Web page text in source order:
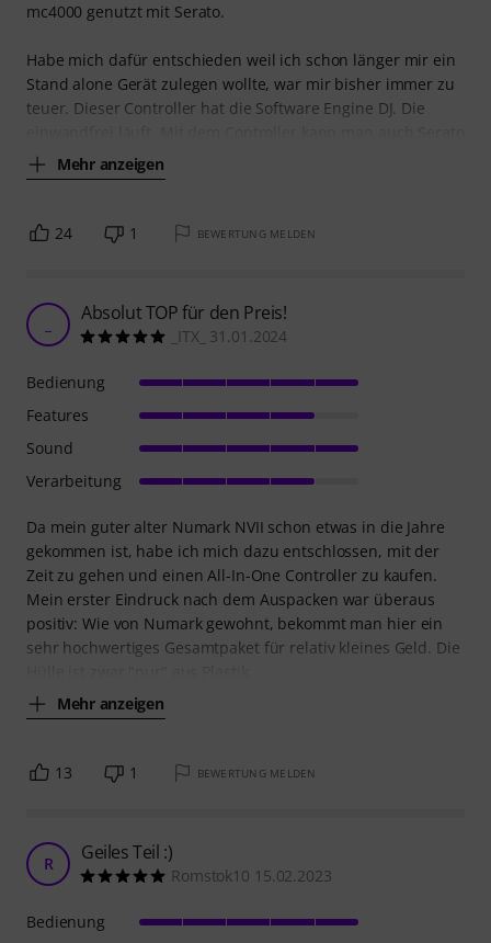
mc4000 genutzt mit Serato.
Habe mich dafür entschieden weil ich schon länger mir ein
Stand alone Gerät zulegen wollte, war mir bisher immer zu
teuer. Dieser Controller hat die Software Engine DJ. Die
Mehr anzeigen
24 1 BEWERTUNG MELDEN
Absolut TOP für den Preis!
_ITX_ 31.01.2024
Da mein guter alter Numark NVII schon etwas in die Jahre
gekommen ist, habe ich mich dazu entschlossen, mit der
Zeit zu gehen und einen All-In-One Controller zu kaufen.
Mein erster Eindruck nach dem Auspacken war überaus
positiv: Wie von Numark gewohnt, bekommt man hier ein
sehr hochwertiges Gesamtpaket für relativ kleines Geld. Die
Mehr anzeigen
Bedienung
Features
Sound
Verarbeitung
13 1 BEWERTUNG MELDEN
R Geiles Teil :)
Romstok10 15.02.2023
Bedienung